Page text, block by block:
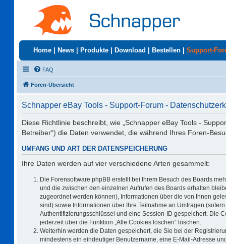
Home News Produkte Download Bestellen Support-
FAQ
Foren-Übersicht
Schnapper eBay Tools - Support-Forum -
Diese Richtlinie beschreibt, wie „Schnapper eBay Tools -
Betreiber“) die Daten verwendet, die während Ihres Foren-
UMFANG UND ART DER DATENSPEICHERUNG
Ihre Daten werden auf vier verschiedene Arten gesammelt:
Die Forensoftware phpBB erstellt bei Ihrem Besuch des Boards
und die zwischen den einzelnen Aufrufen des Boards erhalten
zugeordnet werden können), Informationen über die von Ihnen
sind) sowie Informationen über Ihre Teilnahme an Umfragen
Authentifizierungsschlüssel und eine Session-ID gespeichert. Die
jederzeit über die Funktion „Alle Cookies löschen“ löschen.
Weiterhin werden die Daten gespeichert, die Sie bei der
mindestens ein eindeutiger Benutzername, eine E-Mail-Adresse